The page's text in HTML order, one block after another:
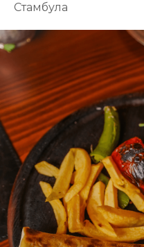
Стамбула